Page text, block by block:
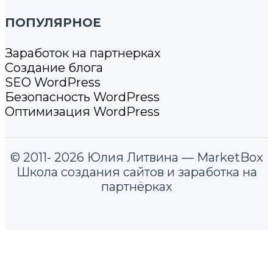
ПОПУЛЯРНОЕ
Заработок на партнерках
Создание блога
SEO WordPress
Безопасность WordPress
Оптимизация WordPress
© 2011- 2026 Юлия Литвина — MarketBox
Школа создания сайтов и заработка на
партнёрках